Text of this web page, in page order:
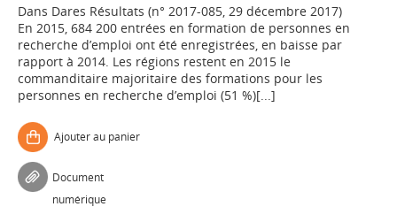
Dans Dares Résultats (n° 2017-085, 29 décembre 2017)
En 2015, 684 200 entrées en formation de personnes en
recherche d’emploi ont été enregistrées, en baisse par
rapport à 2014. Les régions restent en 2015 le
commanditaire majoritaire des formations pour les
personnes en recherche d’emploi (51 %)[...]
Ajouter au panier
Document
numérique